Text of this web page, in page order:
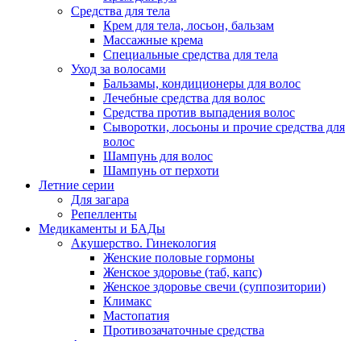
Средства для тела
Крем для тела, лосьон, бальзам
Массажные крема
Специальные средства для тела
Уход за волосами
Бальзамы, кондиционеры для волос
Лечебные средства для волос
Средства против выпадения волос
Сыворотки, лосьоны и прочие средства для
волос
Шампунь для волос
Шампунь от перхоти
Летние серии
Для загара
Репелленты
Медикаменты и БАДы
Акушерство. Гинекология
Женские половые гормоны
Женское здоровье (таб, капс)
Женское здоровье свечи (суппозитории)
Климакс
Мастопатия
Противозачаточные средства